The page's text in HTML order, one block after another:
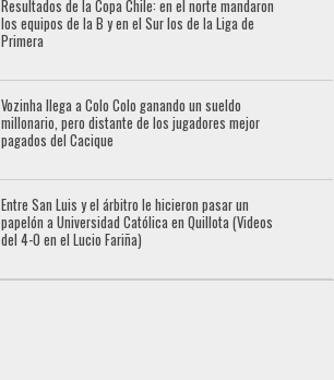
Resultados de la Copa Chile: en el norte mandaron
los equipos de la B y en el Sur los de la Liga de
Primera
Vozinha llega a Colo Colo ganando un sueldo
millonario, pero distante de los jugadores mejor
pagados del Cacique
Entre San Luis y el árbitro le hicieron pasar un
papelón a Universidad Católica en Quillota (Videos
del 4-0 en el Lucio Fariña)